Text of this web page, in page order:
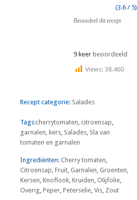
(3.6 / 5)
Beoordeel dit recept
9 keer beoordeeld
Views: 38.460
Recept categorie: Salades
Tags:cherrytomaten,citroensap,
garnalen, kers, Salades, Sla van
tomaten en garnalen
Ingrediënten:Cherry tomaten,
Citroensap,Fruit,Garnalen,Groenten,
Kersen,Knoflook,Kruiden, Olijfolie,
Overig,Peper,Peterselie,Vis, Zout